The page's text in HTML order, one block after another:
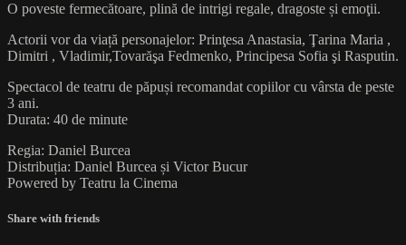
O poveste fermecătoare, plină de intrigi regale, dragoste și emoţii.
Actorii vor da viață personajelor: Prinţesa Anastasia, Ţarina Maria ,
Dimitri , Vladimir,Tovarăşa Fedmenko, Principesa Sofia şi Rasputin.
Spectacol de teatru de păpuși recomandat copiilor cu vârsta de peste
3 ani.
Durata: 40 de minute
Regia: Daniel Burcea
Distribuția: Daniel Burcea și Victor Bucur
Powered by Teatru la Cinema
Share with friends